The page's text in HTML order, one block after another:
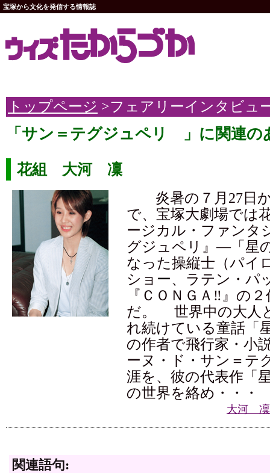
宝塚から文化を発信する情報誌
トップページ >フェアリーインタビュ
「サン＝テグジュペリ 」に関連の
花組 大河 凜
炎暑の７月27日か
で、宝塚大劇場では
ージカル・ファンタ
グジュペリ』—「星
なった操縦士（パイ
ショー、ラテン・パ
『ＣＯＮＧＡ‼』の
だ。 世界中の大人
れ続けている童話「
の作者で飛行家・小
ーヌ・ド・サン＝テ
涯を、彼の代表作「
の世界を絡め・・・
大河 凜
関連語句: